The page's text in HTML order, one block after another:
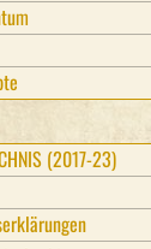
(2017-23)